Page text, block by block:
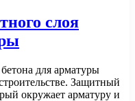
слоя
для арматуры
Защитный
окружает арматуру и